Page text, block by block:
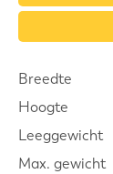
Breedte
Hoogte
Leeggewicht
Max. gewicht